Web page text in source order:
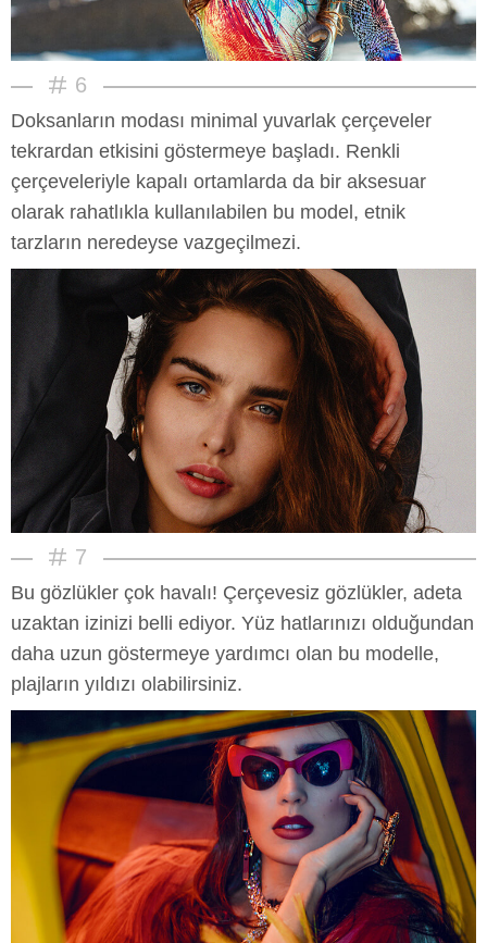
6
Doksanların modası minimal yuvarlak çerçeveler
tekrardan etkisini göstermeye başladı. Renkli
çerçeveleriyle kapalı ortamlarda da bir aksesuar
olarak rahatlıkla kullanılabilen bu model, etnik
tarzların neredeyse vazgeçilmezi.
7
Bu gözlükler çok havalı! Çerçevesiz gözlükler, adeta
uzaktan izinizi belli ediyor. Yüz hatlarınızı olduğundan
daha uzun göstermeye yardımcı olan bu modelle,
plajların yıldızı olabilirsiniz.